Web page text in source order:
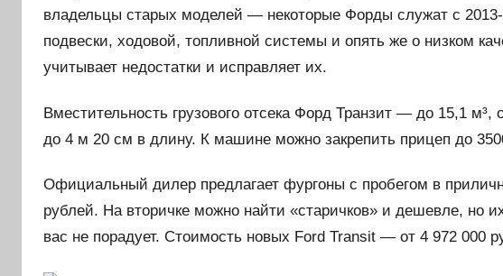
владельцы старых моделей — некоторые Форды служат с
подвески, ходовой, топливной системы и опять же о низком
учитывает недостатки и исправляет их.
Вместительность грузового отсека Форд Транзит — до 15,1 м³,
до 4 м 20 см в длину. К машине можно закрепить прицеп до
Официальный дилер предлагает фургоны с пробегом в
рублей. На вторичке можно найти «старичков» и дешевле, но
вас не порадует. Стоимость новых Ford Transit — от 4 972 000